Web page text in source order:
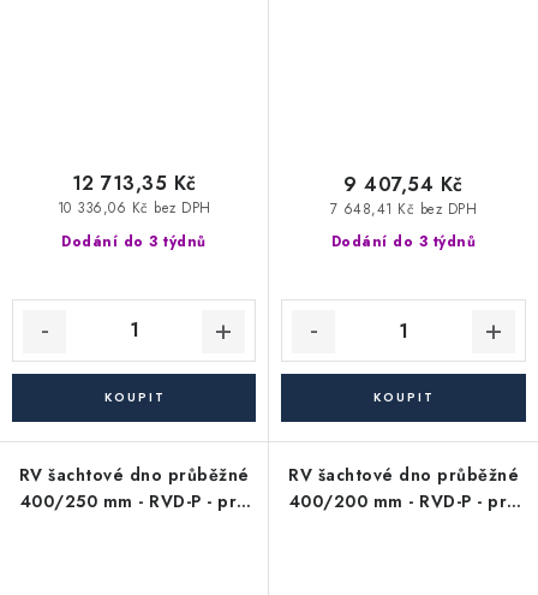
Dodání do 3 týdnů
10 336,06 Kč bez DPH
12 713,35 Kč
Dodání do 3 týdnů
7 648,41 Kč bez DPH
9 407,54 Kč
RV šachtové dno průběžné
400/250 mm - RVD-P - pro
RV šachtové dno průběžné
400/200 mm - RVD-P - pro